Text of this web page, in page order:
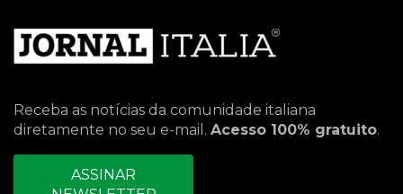
Receba as notícias da comunidade italiana
diretamente no seu e-mail. Acesso 100% gratuito.
ASSINAR